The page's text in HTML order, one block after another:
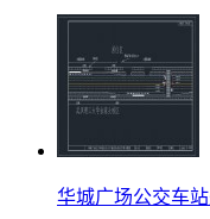
华城广场公交车